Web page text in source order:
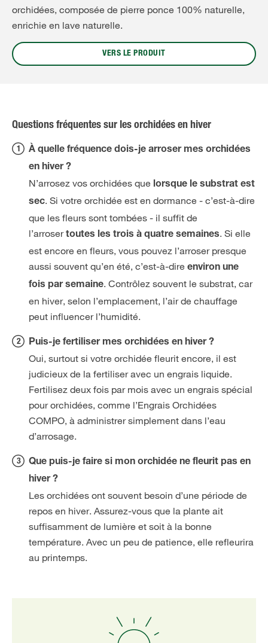
orchidées, composée de pierre ponce 100% naturelle,
enrichie en lave naturelle.
VERS LE PRODUIT
Questions fréquentes sur les orchidées en hiver
À quelle fréquence dois-je arroser mes orchidées
en hiver ?
N’arrosez vos orchidées que lorsque le substrat est
sec. Si votre orchidée est en dormance - c’est-à-dire
que les fleurs sont tombées - il suffit de
l’arrosertoutes les trois à quatre semaines. Si elle
est encore en fleurs, vous pouvez l’arroser presque
aussi souvent qu’en été, c’est-à-dire environ une
fois par semaine. Contrôlez souvent le substrat, car
en hiver, selon l’emplacement, l’air de chauffage
peut influencer l’humidité.
Puis-je fertiliser mes orchidées en hiver ?
Oui, surtout si votre orchidée fleurit encore, il est
judicieux de la fertiliser avec un engrais liquide.
Fertilisez deux fois par mois avec un engrais spécial
pour orchidées, comme l’Engrais Orchidées
COMPO, à administrer simplement dans l’eau
d’arrosage.
Que puis-je faire si mon orchidée ne fleurit pas en
hiver ?
Les orchidées ont souvent besoin d’une période de
repos en hiver. Assurez-vous que la plante ait
suffisamment de lumière et soit à la bonne
température. Avec un peu de patience, elle refleurira
au printemps.